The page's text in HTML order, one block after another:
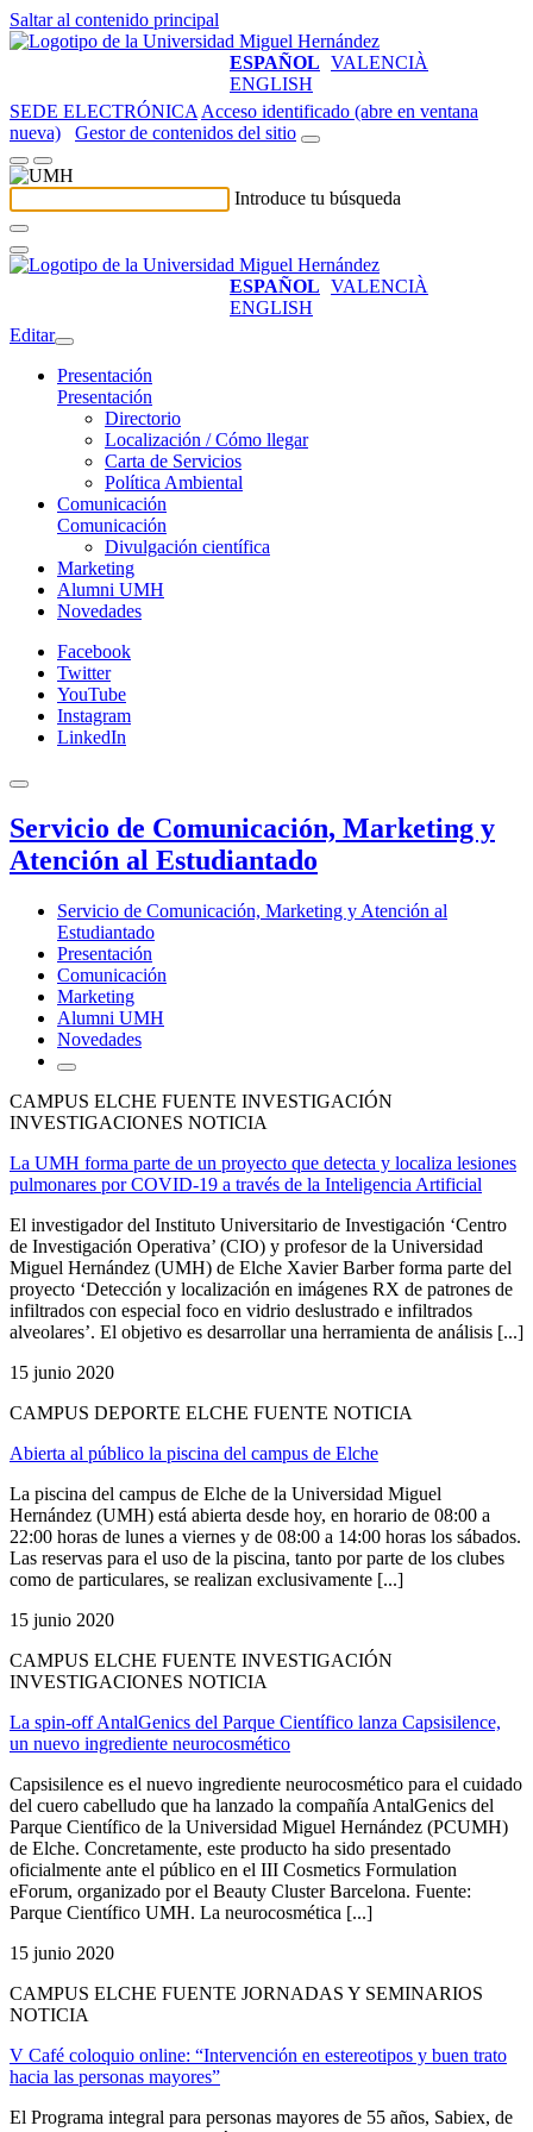
Saltar al contenido principal
ESPAÑOL VALENCIÀ
ENGLISH
SEDE ELECTRÓNICA Acceso identificado (abre en ventana
nueva)
Gestor de contenidos del sitio
Introduce tu búsqueda
ESPAÑOL VALENCIÀ
ENGLISH
Editar
Presentación
Presentación
Directorio
Localización / Cómo llegar
Carta de Servicios
Política Ambiental
Comunicación
Comunicación
Divulgación científica
Marketing
Alumni UMH
Novedades
Facebook
Twitter
YouTube
Instagram
LinkedIn
Servicio de Comunicación, Marketing y
Atención al Estudiantado
Servicio de Comunicación, Marketing y Atención al
Estudiantado
Presentación
Comunicación
Marketing
Alumni UMH
Novedades
CAMPUS ELCHE FUENTE INVESTIGACIÓN
INVESTIGACIONES NOTICIA
La UMH forma parte de un proyecto que detecta y localiza lesiones
pulmonares por COVID-19 a través de la Inteligencia Artificial
El investigador del Instituto Universitario de Investigación ‘Centro
de Investigación Operativa’ (CIO) y profesor de la Universidad
Miguel Hernández (UMH) de Elche Xavier Barber forma parte del
proyecto ‘Detección y localización en imágenes RX de patrones de
infiltrados con especial foco en vidrio deslustrado e infiltrados
alveolares’. El objetivo es desarrollar una herramienta de análisis [...]
15 junio 2020
CAMPUS DEPORTE ELCHE FUENTE NOTICIA
Abierta al público la piscina del campus de Elche
La piscina del campus de Elche de la Universidad Miguel
Hernández (UMH) está abierta desde hoy, en horario de 08:00 a
22:00 horas de lunes a viernes y de 08:00 a 14:00 horas los sábados.
Las reservas para el uso de la piscina, tanto por parte de los clubes
como de particulares, se realizan exclusivamente [...]
15 junio 2020
CAMPUS ELCHE FUENTE INVESTIGACIÓN
INVESTIGACIONES NOTICIA
La spin-off AntalGenics del Parque Científico lanza Capsisilence,
un nuevo ingrediente neurocosmético
Capsisilence es el nuevo ingrediente neurocosmético para el cuidado
del cuero cabelludo que ha lanzado la compañía AntalGenics del
Parque Científico de la Universidad Miguel Hernández (PCUMH)
de Elche. Concretamente, este producto ha sido presentado
oficialmente ante el público en el III Cosmetics Formulation
eForum, organizado por el Beauty Cluster Barcelona. Fuente:
Parque Científico UMH. La neurocosmética [...]
15 junio 2020
CAMPUS ELCHE FUENTE JORNADAS Y SEMINARIOS
NOTICIA
V Café coloquio online: “Intervención en estereotipos y buen trato
hacia las personas mayores”
El Programa integral para personas mayores de 55 años, Sabiex, de